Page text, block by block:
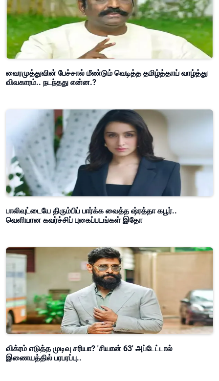
வைரமுத்துவின் பேச்சால் மீண்டும் வெடித்த தமிழ்த்தாய் வாழ்த்து
விவகாரம்.. நடந்தது என்ன.?
பாலிவுட்டையே திரும்பிப் பார்க்க வைத்த ஷ்ரத்தா கபூர்..
வெளியான கவர்ச்சிப் புகைப்படங்கள் இதோ
விக்ரம் எடுத்த முடிவு சரியா? 'சியான் 63' அப்டேட்டால்
இணையத்தில் பரபரப்பு..